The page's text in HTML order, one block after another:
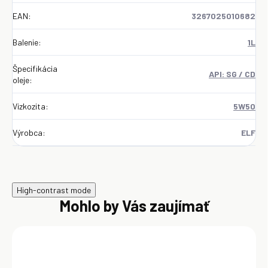
EAN: 3267025010682
Balenie: 1L
Špecifikácia
oleje:
API: SG / CD
Vizkozita: 5W50
Výrobca: ELF
High-contrast mode
Mohlo by Vás zaujímať